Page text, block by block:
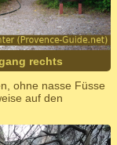
rechts
ohne nasse Füsse
auf den